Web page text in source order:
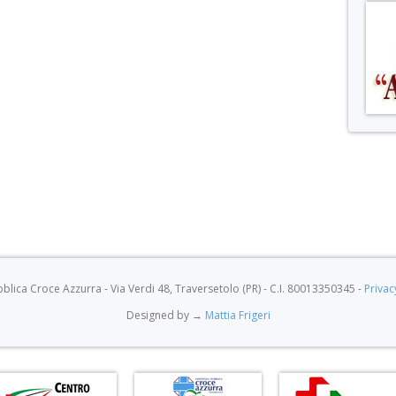
Croce Azzurra - Via Verdi 48, Traversetolo (PR) - C.I. 80013350345 -
Designed by → Mattia Frigeri